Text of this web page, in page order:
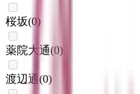
桜坂(0)
薬院大通(0)
渡辺通(0)